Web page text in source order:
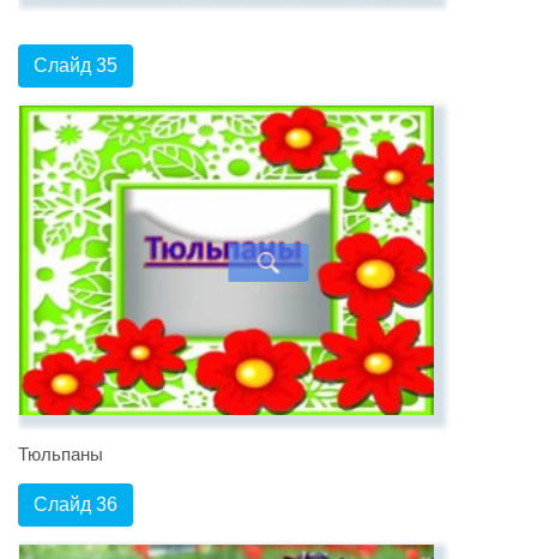
Слайд 35
Тюльпаны
Слайд 36